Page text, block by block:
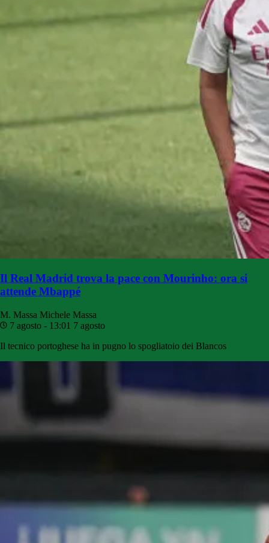
Il Real Madrid trova la pace con Mourinho: ora si
attende Mbappé
M. Massa Michele Massa
7 agosto - 13:01 7 agosto
Il tecnico portoghese ha in pugno lo spogliatoio dei Blancos